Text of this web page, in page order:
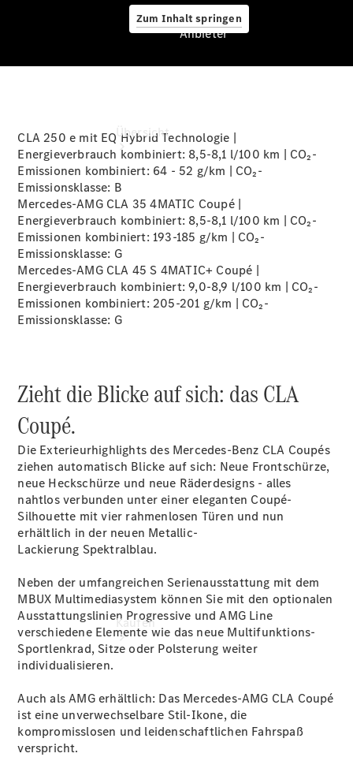
Zum Inhalt springen
Übersicht
Startseite
Ansprechpartner
finden
Beratung
vereinbaren
vereinbaren
31600
Kaufen
Anbieter
CLA 250 e mit EQ Hybrid Technologie |
Energieverbrauch kombiniert: 8,5-8,1 l/100 km | CO₂-
Emissionen kombiniert: 64 - 52 g/km | CO₂-
Emissionsklasse: B
Mercedes-AMG CLA 35 4MATIC Coupé |
Energieverbrauch kombiniert: 8,5-8,1 l/100 km | CO₂-
Emissionen kombiniert: 193-185 g/km | CO₂-
Emissionsklasse: G
Mercedes-AMG CLA 45 S 4MATIC+ Coupé |
Energieverbrauch kombiniert: 9,0-8,9 l/100 km | CO₂-
Emissionen kombiniert: 205-201 g/km | CO₂-
Emissionsklasse: G
Zieht die Blicke auf sich: das CLA
Coupé.
Die Exterieurhighlights des Mercedes-Benz CLA Coupés
ziehen automatisch Blicke auf sich: Neue Frontschürze,
neue Heckschürze und neue Räderdesigns - alles
nahtlos verbunden unter einer eleganten Coupé-
Silhouette mit vier rahmenlosen Türen und nun
erhältlich in der neuen Metallic-
Lackierung Spektralblau.
Neben der umfangreichen Serienausstattung mit dem
MBUX Multimediasystem können Sie mit den optionalen
Ausstattungslinien Progressive und AMG Line
verschiedene Elemente wie das neue Multifunktions-
Sportlenkrad, Sitze oder Polsterung weiter
individualisieren.
Auch als AMG erhältlich: Das Mercedes-AMG CLA Coupé
ist eine unverwechselbare Stil-Ikone, die
kompromisslosen und leidenschaftlichen Fahrspaß
verspricht.